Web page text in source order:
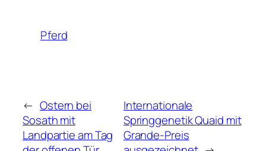
Pferd
← Ostern bei
Sosath mit
Landpartie am Tag
Internationale
Springgenetik Quaid mit
Grande-Preis